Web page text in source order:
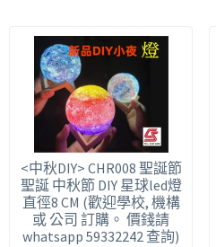
<中秋DIY> CHR008 聖誕節
聖誕 中秋節 DIY 星球led燈
直徑8 CM (歡迎學校, 機構
或 公司 訂購。 價錢請
whatsapp 59332242 查詢)